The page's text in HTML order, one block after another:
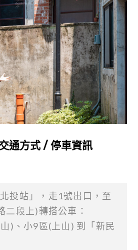
通方式 / 停車資訊
投站」，走1號出口，至
二段上)轉搭公車：
)、小9區(上山) 到「新民